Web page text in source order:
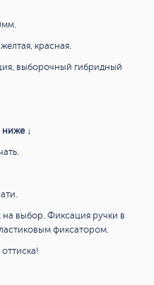
красная.
выборочный гибридный
↓
на выбор. Фиксация ручки в
фиксатором.